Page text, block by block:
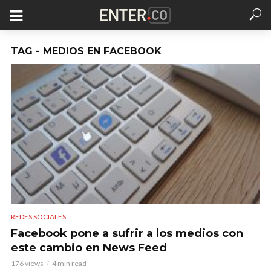
TAG - MEDIOS EN FACEBOOK
REDES SOCIALES
Facebook pone a sufrir a los medios con
este cambio en News Feed
176 views 4 min read